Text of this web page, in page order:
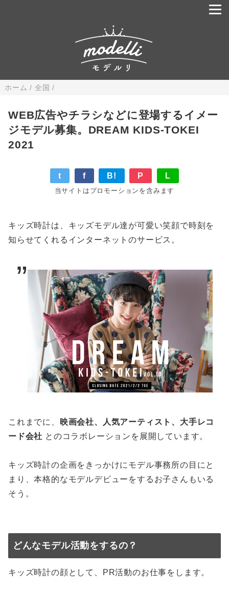
ホーム / 全国 /
WEB広告やチラシなどに登場するイメー
ジモデル募集。DREAM KIDS-TOKEI
2021
t f B! P L
当サイトはプロモーションを含みます
キッズ時計は、キッズモデル達が可愛い笑顔で時刻を
知らせてくれるインターネットのサービス。
これまでに、
映画会社、人気アーティスト、大手レコ
ード会社 とのコラボレーションを展開しています。
キッズ時計の企画をきっかけにモデル事務所の目にと
まり、本格的なモデルデビューをするお子さんもいる
そう。
どんなモデル活動をするの？
キッズ時計の顔として、PR活動のお仕事をします。